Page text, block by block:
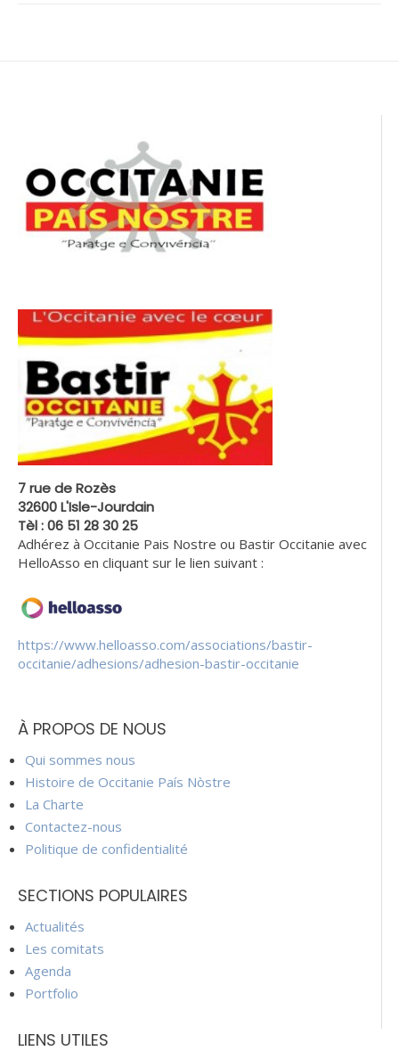
7 rue de Rozès
32600 L'Isle-Jourdain
Tèl : 06 51 28 30 25
Adhérez à Occitanie Pais Nostre ou Bastir Occitanie avec
HelloAsso en cliquant sur le lien suivant :
https://www.helloasso.com/associations/bastir-
occitanie/adhesions/adhesion-bastir-occitanie
À PROPOS DE NOUS
Qui sommes nous
Histoire de Occitanie País Nòstre
La Charte
Contactez-nous
Politique de confidentialité
SECTIONS POPULAIRES
Actualités
Les comitats
Agenda
Portfolio
LIENS UTILES